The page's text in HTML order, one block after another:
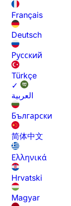
Français
Deutsch
Русский
Türkçe
✓
العربية
Български
简体中文
Ελληνικά
Hrvatski
Magyar